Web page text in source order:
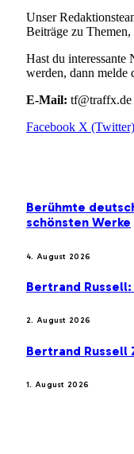
Unser
Beiträge zu
Hast du interessante
werden, dann melde
E-Mail: tf@traffx.de
Facebook X (Twitter)
Berühmte
schönsten Werke
4. August 2026
Bertrand
2. August 2026
Bertrand Russell
1. August 2026